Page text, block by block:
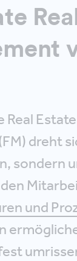
dreht
sondern
und